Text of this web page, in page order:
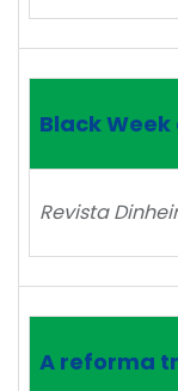
Black
Revista
A reforma